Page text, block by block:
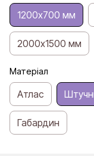
1200х700 мм
2000х1500 мм
Матеріал
Атлас
Габардин